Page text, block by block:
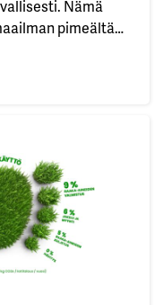
Nämä
pimeältä
ja
ole…